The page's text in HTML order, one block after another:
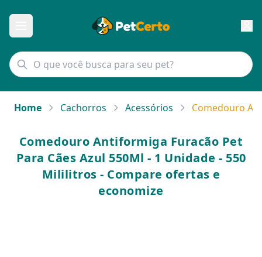
Home Cachorros Acessórios Comedouro
Comedouro Antiformiga Furacão Pet
Para Cães Azul 550Ml - 1 Unidade - 550
Mililitros - Compare ofertas e
economize